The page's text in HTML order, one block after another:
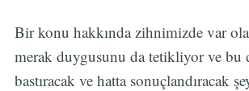
Bir konu hakkında zihnimizde var
merak duygusunu da tetikliyor ve bu
bastıracak ve hatta sonuçlandıracak